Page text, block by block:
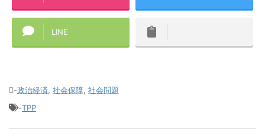
LINE
-政治経済, 社会保障, 社会問題
-TPP